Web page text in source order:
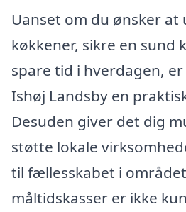
Uanset om du ønsker at
køkkener, sikre en sund
spare tid i hverdagen,
Ishøj Landsby en
Desuden giver det dig
støtte lokale
til fællesskabet i
måltidskasser er ikke